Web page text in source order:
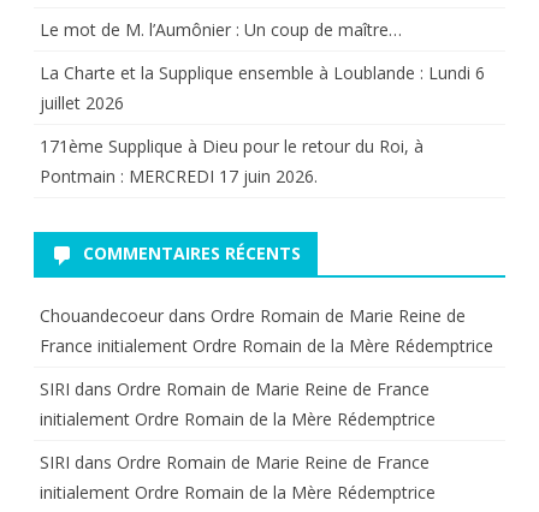
Le mot de M. l’Aumônier : Un coup de maître…
La Charte et la Supplique ensemble à Loublande : Lundi 6
juillet 2026
171ème Supplique à Dieu pour le retour du Roi, à
Pontmain : MERCREDI 17 juin 2026.
COMMENTAIRES RÉCENTS
Chouandecoeur dans Ordre Romain de Marie Reine de
France initialement Ordre Romain de la Mère Rédemptrice
SIRI dans Ordre Romain de Marie Reine de France
initialement Ordre Romain de la Mère Rédemptrice
SIRI dans Ordre Romain de Marie Reine de France
initialement Ordre Romain de la Mère Rédemptrice